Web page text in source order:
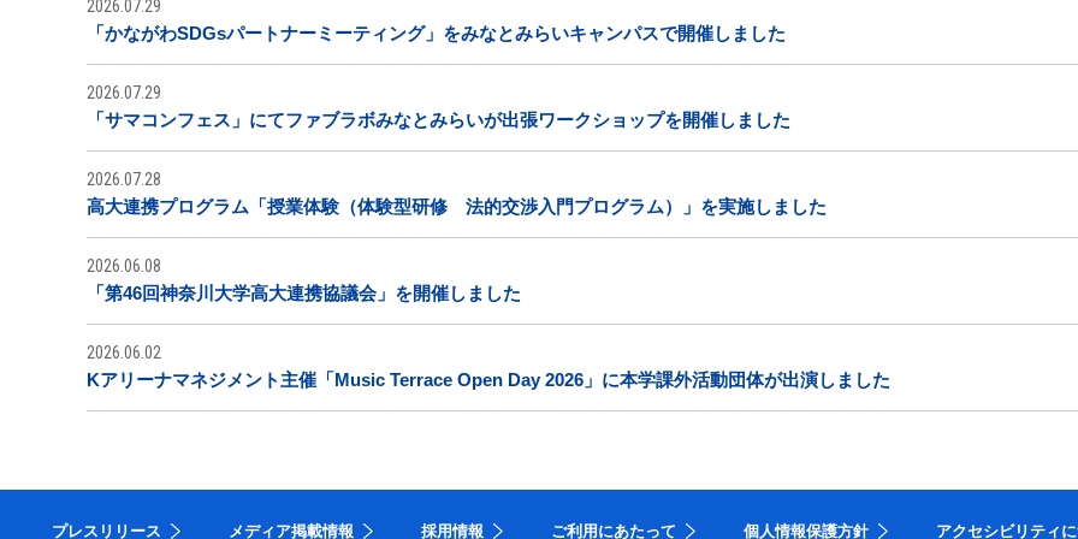
2026.07.29
「かながわSDGsパートナーミーティング」をみなとみらいキャンパスで開催しました
2026.07.29
「サマコンフェス」にてファブラボみなとみらいが出張ワークショップを開催しました
2026.07.28
高大連携プログラム「授業体験（体験型研修 法的交渉入門プログラム）」を実施しました
2026.06.08
「第46回神奈川大学高大連携協議会」を開催しました
2026.06.02
Kアリーナマネジメント主催「Music Terrace Open Day 2026」に本学課外活動団体が出演しました
プレスリリース メディア掲載情報 採用情報 ご利用にあたって 個人情報保護方針 アクセシビリティ